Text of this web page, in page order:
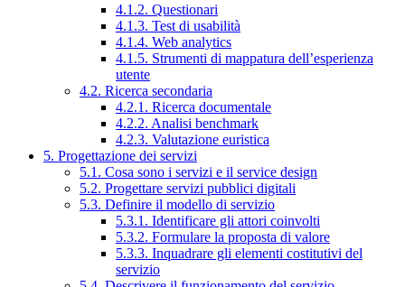
4.1.2. Questionari
4.1.3. Test di usabilità
4.1.4. Web analytics
4.1.5. Strumenti di mappatura dell’esperienza
utente
4.2. Ricerca secondaria
4.2.1. Ricerca documentale
4.2.2. Analisi benchmark
4.2.3. Valutazione euristica
5. Progettazione dei servizi
5.1. Cosa sono i servizi e il service design
5.2. Progettare servizi pubblici digitali
5.3. Definire il modello di servizio
5.3.1. Identificare gli attori coinvolti
5.3.2. Formulare la proposta di valore
5.3.3. Inquadrare gli elementi costitutivi del
servizio